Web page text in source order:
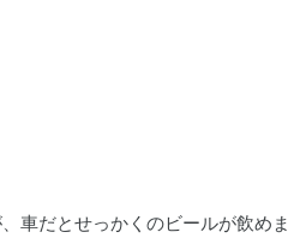
車だとせっかくのビールが飲めま